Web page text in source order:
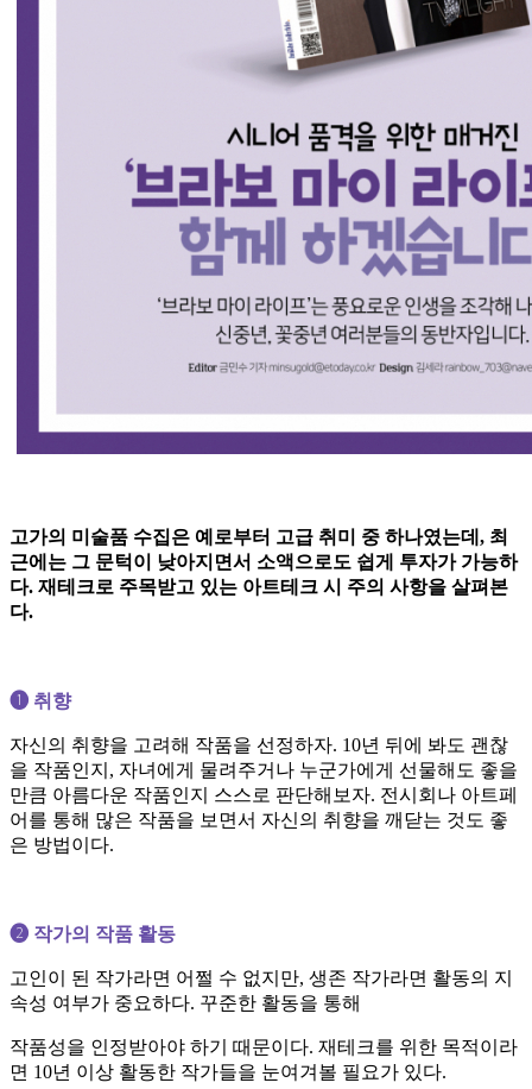
고가의 미술품 수집은 예로부터 고급 취미 중 하나였는데, 최
근에는 그 문턱이 낮아지면서 소액으로도 쉽게 투자가 가능하
다. 재테크로 주목받고 있는 아트테크 시 주의 사항을 살펴본
다.
➊ 취향
자신의 취향을 고려해 작품을 선정하자. 10년 뒤에 봐도 괜찮
을 작품인지, 자녀에게 물려주거나 누군가에게 선물해도 좋을
만큼 아름다운 작품인지 스스로 판단해보자. 전시회나 아트페
어를 통해 많은 작품을 보면서 자신의 취향을 깨닫는 것도 좋
은 방법이다.
➋ 작가의 작품 활동
고인이 된 작가라면 어쩔 수 없지만, 생존 작가라면 활동의 지
속성 여부가 중요하다. 꾸준한 활동을 통해
작품성을 인정받아야 하기 때문이다. 재테크를 위한 목적이라
면 10년 이상 활동한 작가들을 눈여겨볼 필요가 있다.